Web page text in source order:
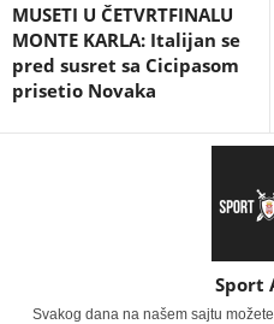
MUSETI U ČETVRTFINALU
MONTE KARLA: Italijan se
pred susret sa Cicipasom
prisetio Novaka
Sport
Svakog dana na našem sajtu